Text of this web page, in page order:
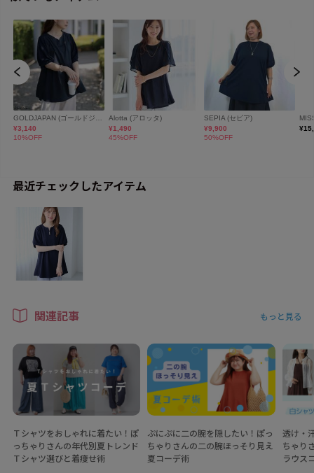
最近チェックしたアイテム
関連記事 もっと見る
Ｔシャツをおしゃれに着たい！ぽ
っちゃりさんの年代別夏トレンド
Ｔシャツ選びと着痩せ術
ぷにぷに二の腕を隠したい！ぽっ
ちゃりさんの二の腕ほっそり見え
夏コーデ術
透け・
ちゃり
ラウス